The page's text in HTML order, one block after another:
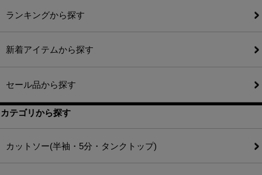
ランキングから探す
新着アイテムから探す
セール品から探す
カテゴリから探す
カットソー(半袖・5分・タンクトップ)